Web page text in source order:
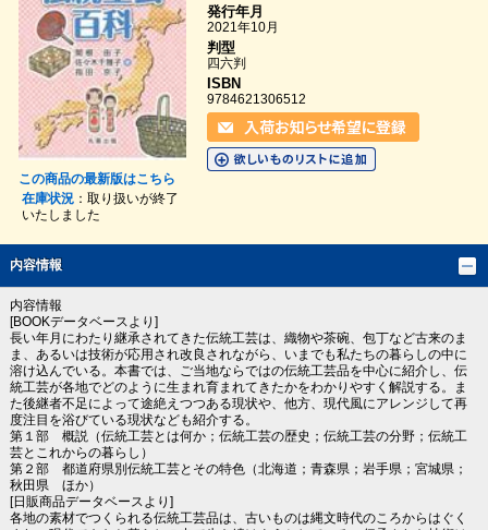
この商品の最新版はこちら
在庫状況：取り扱いが終了
いたしました
発行年月
2021年10月
判型
四六判
ISBN
9784621306512
内容情報
内容情報
[BOOKデータベースより]
長い年月にわたり継承されてきた伝統工芸は、織物や茶碗、包丁など古来のま
ま、あるいは技術が応用され改良されながら、いまでも私たちの暮らしの中に
溶け込んでいる。本書では、ご当地ならではの伝統工芸品を中心に紹介し、伝
統工芸が各地でどのように生まれ育まれてきたかをわかりやすく解説する。ま
た後継者不足によって途絶えつつある現状や、他方、現代風にアレンジして再
度注目を浴びている現状なども紹介する。
第１部 概説（伝統工芸とは何か；伝統工芸の歴史；伝統工芸の分野；伝統工
芸とこれからの暮らし）
第２部 都道府県別伝統工芸とその特色（北海道；青森県；岩手県；宮城県；
秋田県 ほか）
[日販商品データベースより]
各地の素材でつくられる伝統工芸品は、古いものは縄文時代のころからはぐく